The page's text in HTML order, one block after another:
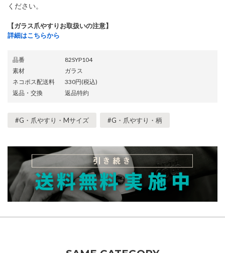
ください。
【ガラス爪やすりお取扱いの注意】
詳細はこちらから
品番
82SYP104
素材
ガラス
ネコポス配送料
330円(税込)
返品・交換
返品特約
#G・爪やすり・Mサイズ #G・爪やすり・柄